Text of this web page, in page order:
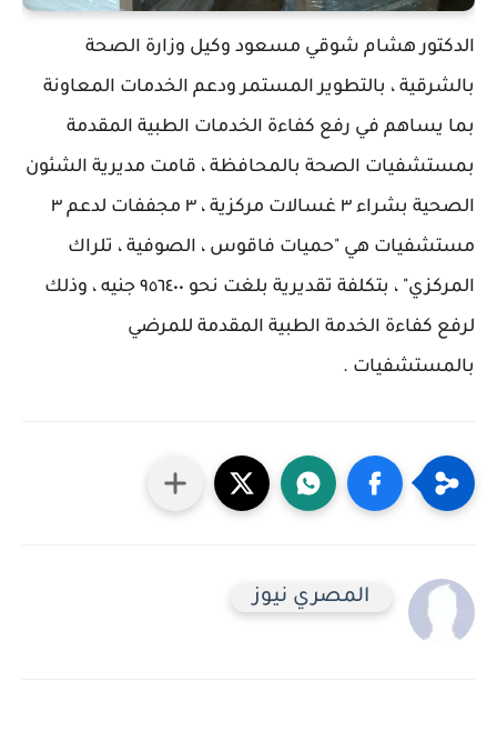
الدكتور هشام شوقي مسعود وكيل وزارة الصحة
بالشرقية ، بالتطوير المستمر ودعم الخدمات المعاونة
بما يساهم في رفع كفاءة الخدمات الطبية المقدمة
بمستشفيات الصحة بالمحافظة ، قامت مديرية الشئون
الصحية بشراء ٣ غسالات مركزية ، ٣ مجففات لدعم ٣
مستشفيات هي "حميات فاقوس ، الصوفية ، تلراك
المركزي" ، بتكلفة تقديرية بلغت نحو ٩٥٦٤٠٠ جنيه ، وذلك
لرفع كفاءة الخدمة الطبية المقدمة للمرضي
بالمستشفيات .
المصري نيوز